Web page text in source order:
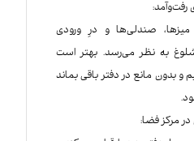
رفت‌وآمد:
صندلی‌ها و درِ ورودی
به نظر می‌رسد. بهتر است
بدون مانع در دفتر باقی بماند
در مرکز فضا: